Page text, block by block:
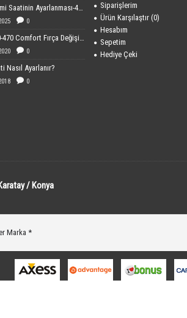
Dijital Cami Saatinin Ayarlanması-40x60 cm Boyutundaki
0
Sebo 370-470 Comfort Fırça Değişimi
0
Nasıl Ayarlanır?
0
Siparişlerim
Ürün Karşılaştır (0)
Hesabım
Sepetim
Hediye Çeki
/ Konya
Marka *